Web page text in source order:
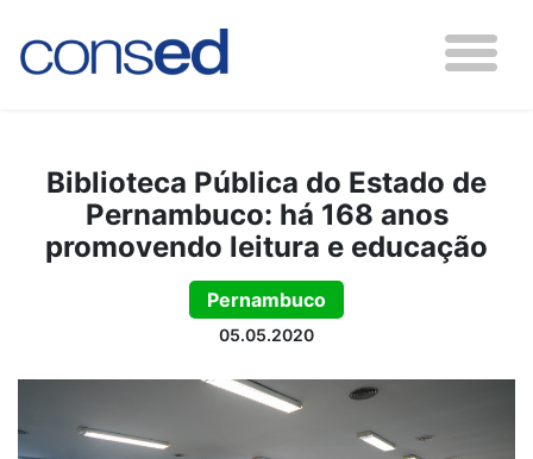
Biblioteca Pública do Estado de
Pernambuco: há 168 anos
promovendo leitura e educação
Pernambuco
05.05.2020